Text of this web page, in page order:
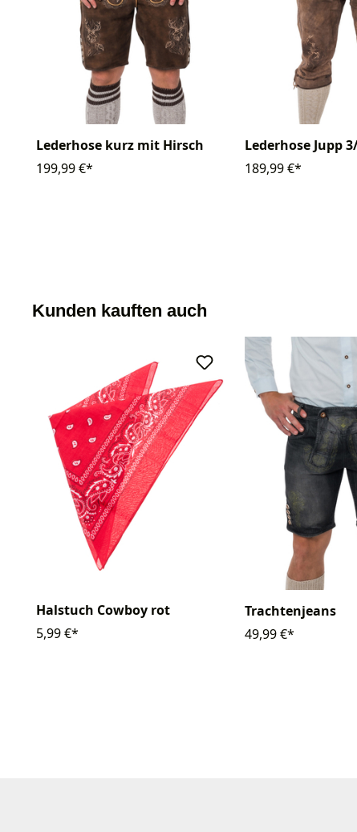
Lederhose kurz mit Hirsch
199,99 €*
Lederhose Jupp
189,99 €*
Kunden kauften auch
Halstuch Cowboy rot
5,99 €*
Trachtenjeans
49,99 €*